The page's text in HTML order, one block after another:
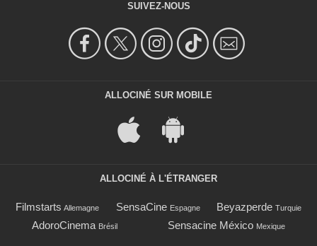
SUIVEZ-NOUS
ALLOCINÉ SUR MOBILE
ALLOCINÉ À L'ÉTRANGER
Filmstarts Allemagne SensaCine Espagne Beyazperde Turquie
AdoroCinema Brésil Sensacine México Mexique